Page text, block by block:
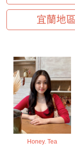
宜蘭地區
Honey. Tea